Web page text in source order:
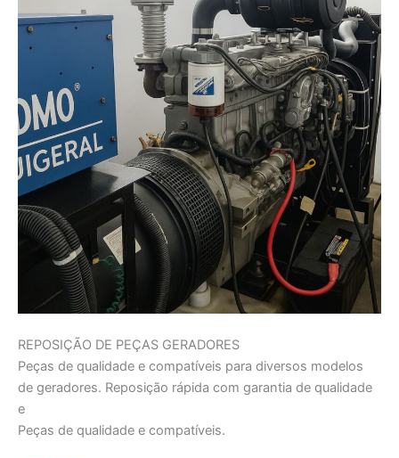
REPOSIÇÃO DE PEÇAS GERADORES
Peças de qualidade e compatíveis para diversos modelos
de geradores. Reposição rápida com garantia de qualidade
e
Peças de qualidade e compatíveis.